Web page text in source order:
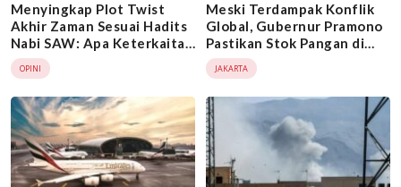
Menyingkap Plot Twist
Akhir Zaman Sesuai Hadits
Nabi SAW: Apa Keterkaitan
Perang Iran vs Israel dan
Teka-Teki 70 Ribu Yahudi
Isfahan Pengikut Dajjal?
OPINI
Meski Terdampak Konflik
Global, Gubernur Pramono
Pastikan Stok Pangan di
Jakarta Aman Jelang Idul
Fitri 2026
JAKARTA